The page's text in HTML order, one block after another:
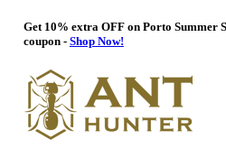
Get 10% extra OFF on Porto Summer
coupon - Shop Now!